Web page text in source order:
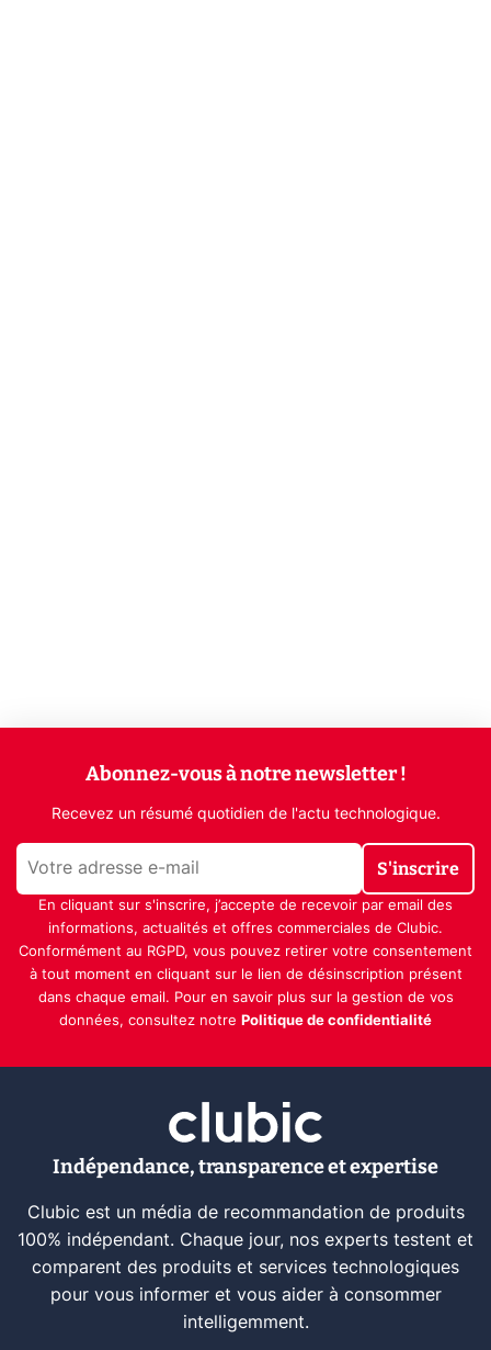
Abonnez-vous à notre newsletter !
Recevez un résumé quotidien de l'actu technologique.
S'inscrire
En cliquant sur s'inscrire, j’accepte de recevoir par email des
informations, actualités et offres commerciales de Clubic.
Conformément au RGPD, vous pouvez retirer votre consentement
à tout moment en cliquant sur le lien de désinscription présent
dans chaque email. Pour en savoir plus sur la gestion de vos
données, consultez notre Politique de confidentialité
Indépendance, transparence et expertise
Clubic est un média de recommandation de produits
100% indépendant. Chaque jour, nos experts testent et
comparent des produits et services technologiques
pour vous informer et vous aider à consommer
intelligemment.